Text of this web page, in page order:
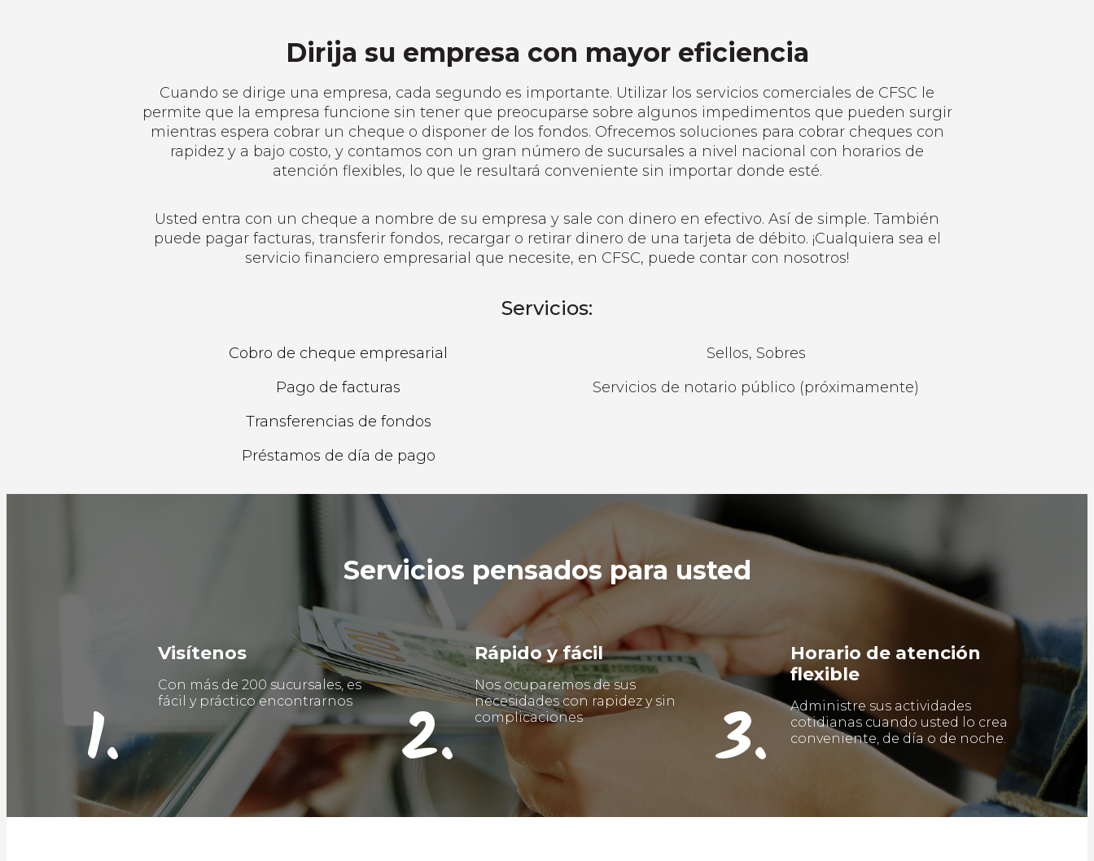
Dirija su empresa con mayor eficiencia
Cuando se dirige una empresa, cada segundo es importante. Utilizar los servicios comerciales de CFSC le
permite que la empresa funcione sin tener que preocuparse sobre algunos impedimentos que pueden surgir
mientras espera cobrar un cheque o disponer de los fondos. Ofrecemos soluciones para cobrar cheques con
rapidez y a bajo costo, y contamos con un gran número de sucursales a nivel nacional con horarios de
atención flexibles, lo que le resultará conveniente sin importar donde esté.
Usted entra con un cheque a nombre de su empresa y sale con dinero en efectivo. Así de simple. También
puede pagar facturas, transferir fondos, recargar o retirar dinero de una tarjeta de débito. ¡Cualquiera sea el
servicio financiero empresarial que necesite, en CFSC, puede contar con nosotros!
Servicios:
Cobro de cheque empresarial
Pago de facturas
Transferencias de fondos
Préstamos de día de pago
Sellos, Sobres
Servicios de notario público (próximamente)
Servicios pensados para usted
1.
Visítenos
Con más de 200 sucursales, es
fácil y práctico encontrarnos
2.
Rápido y fácil
Nos ocuparemos de sus
necesidades con rapidez y sin
complicaciones
3.
Horario de atención
flexible
Administre sus actividades
cotidianas cuando usted lo crea
conveniente, de día o de noche.